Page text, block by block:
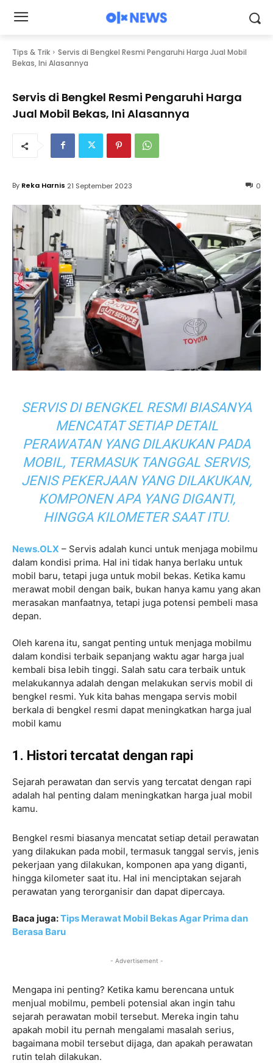
Tips & Trik
Servis di Bengkel Resmi Pengaruhi Harga Jual Mobil
Bekas, Ini Alasannya
Servis di Bengkel Resmi Pengaruhi Harga
Jual Mobil Bekas, Ini Alasannya
0
By Reka Harnis 21 September 2023
SERVIS DI BENGKEL RESMI BIASANYA
MENCATAT SETIAP DETAIL
PERAWATAN YANG DILAKUKAN PADA
MOBIL, TERMASUK TANGGAL SERVIS,
JENIS PEKERJAAN YANG DILAKUKAN,
KOMPONEN APA YANG DIGANTI,
HINGGA KILOMETER SAAT ITU.
News.OLX – Servis adalah kunci untuk menjaga mobilmu
dalam kondisi prima. Hal ini tidak hanya berlaku untuk
mobil baru, tetapi juga untuk mobil bekas. Ketika kamu
merawat mobil dengan baik, bukan hanya kamu yang akan
merasakan manfaatnya, tetapi juga potensi pembeli masa
depan.
Oleh karena itu, sangat penting untuk menjaga mobilmu
dalam kondisi terbaik sepanjang waktu agar harga jual
kembali bisa lebih tinggi. Salah satu cara terbaik untuk
melakukannya adalah dengan melakukan servis mobil di
bengkel resmi. Yuk kita bahas mengapa servis mobil
berkala di bengkel resmi dapat meningkatkan harga jual
mobil kamu
1. Histori tercatat dengan rapi
Sejarah perawatan dan servis yang tercatat dengan rapi
adalah hal penting dalam meningkatkan harga jual mobil
kamu.
Bengkel resmi biasanya mencatat setiap detail perawatan
yang dilakukan pada mobil, termasuk tanggal servis, jenis
pekerjaan yang dilakukan, komponen apa yang diganti,
hingga kilometer saat itu. Hal ini menciptakan sejarah
perawatan yang terorganisir dan dapat dipercaya.
Baca juga:Tips Merawat Mobil Bekas Agar Prima dan
Berasa Baru
- Advertisement -
Mengapa ini penting? Ketika kamu berencana untuk
menjual mobilmu, pembeli potensial akan ingin tahu
sejarah perawatan mobil tersebut. Mereka ingin tahu
apakah mobil itu pernah mengalami masalah serius,
bagaimana mobil tersebut dijaga, dan apakah perawatan
rutin telah dilakukan.